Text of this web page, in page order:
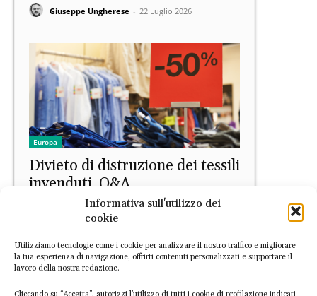
Informativa sull'utilizzo dei
cookie
Utilizziamo tecnologie come i cookie per analizzare il nostro traffico e migliorare
la tua esperienza di navigazione, offrirti contenuti personalizzati e supportare il
lavoro della nostra redazione.
Giuseppe Ungherese - 22 Luglio 2026
Europa
Divieto di distruzione dei tessili
invenduti, Q&A
EconomiaCircolare.com - 20 Luglio 2026